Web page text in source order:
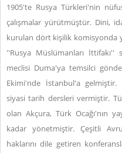
1905'te Rusya Türkleri'nin
çalışmalar yürütmüştür. Dini,
kurulan dört kişilik komisyonda
''Rusya Müslümanları
meclisi Duma'ya temsilci
Ekimi'nde İstanbul'a
siyasi tarih dersleri vermiştir.
olan Akçura, Türk Ocağı'nın
kadar yönetmiştir. Çeşitli
haklarını dile getiren